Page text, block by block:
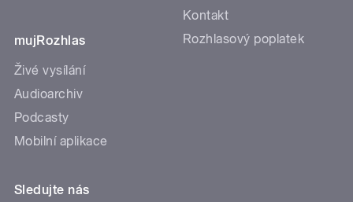
mujRozhlas
Živé vysílání
Audioarchiv
Podcasty
Mobilní aplikace
Kontakt
Rozhlasový poplatek
Sledujte nás